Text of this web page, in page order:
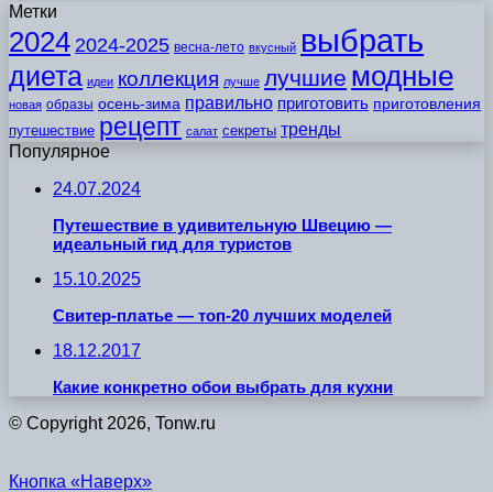
Метки
2024 2024-2025 весна-лето вкусный выбрать
диета идеи коллекция лучше лучшие модные
новая образы осень-зима правильно приготовить приготовления
путешествие рецепт салат секреты тренды
Популярное
24.07.2024
Путешествие в удивительную Швецию —
идеальный гид для туристов
15.10.2025
Свитер-платье — топ-20 лучших моделей
18.12.2017
Какие конкретно обои выбрать для кухни
© Copyright 2026, Tonw.ru
Кнопка «Наверх»